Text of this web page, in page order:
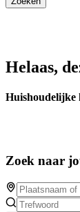
Helaas,
Huishoudelijke
Zoek naar